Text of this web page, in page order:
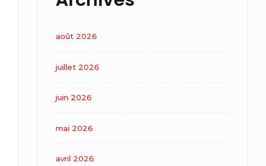
août 2026
juillet 2026
juin 2026
mai 2026
avril 2026